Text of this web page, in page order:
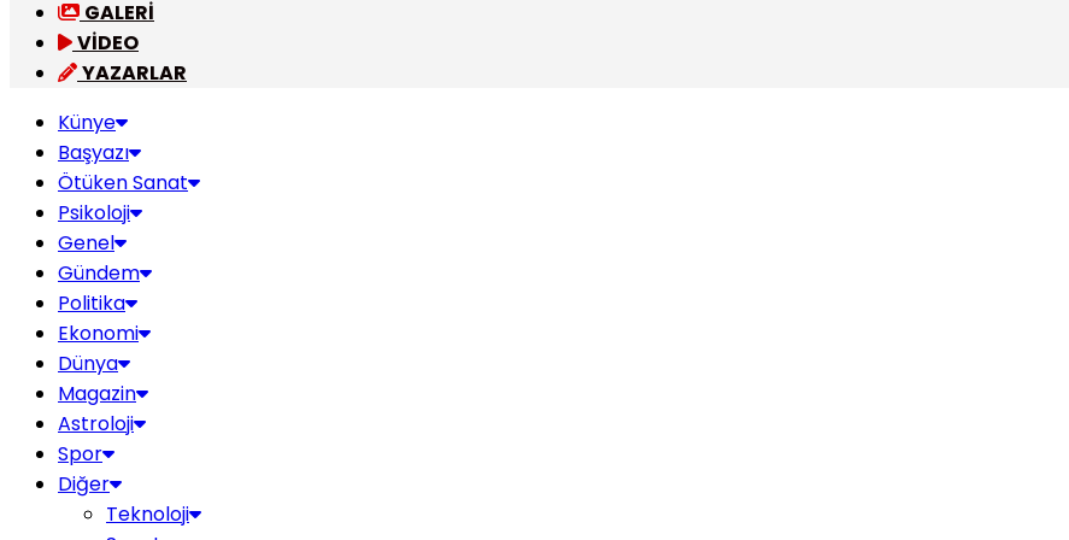
GALERİ
VİDEO
YAZARLAR
Künye
Başyazı
Ötüken Sanat
Psikoloji
Genel
Gündem
Politika
Ekonomi
Dünya
Magazin
Astroloji
Spor
Diğer
Teknoloji